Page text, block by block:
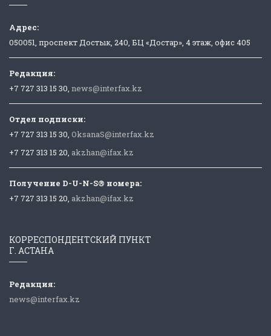
Адрес:
050051, проспект Достык, 240, БЦ «Достар», 4 этаж, офис 405
Редакция:
+7 727 313 15 30, news@interfax.kz
Отдел подписки:
+7 727 313 15 30, OksanaS@interfax.kz
+7 727 313 15 20, akzhan@ifax.kz
Получение D-U-N-S® номера:
+7 727 313 15 20, akzhan@ifax.kz
КОРРЕСПОНДЕНТСКИЙ ПУНКТ
Г. АСТАНА
Редакция:
news@interfax.kz